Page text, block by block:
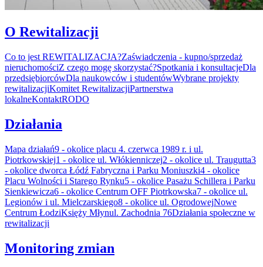
O Rewitalizacji
Co to jest REWITALIZACJA?Zaświadczenia - kupno/sprzedaż
nieruchomościZ czego mogę skorzystać?Spotkania i konsultacjeDla
przedsiębiorcówDla naukowców i studentówWybrane projekty
rewitalizacjiKomitet RewitalizacjiPartnerstwa
lokalneKontaktRODO
Działania
Mapa działań9 - okolice placu 4. czerwca 1989 r. i ul.
Piotrkowskiej1 - okolice ul. Włókienniczej2 - okolice ul. Traugutta3
- okolice dworca Łódź Fabryczna i Parku Moniuszki4 - okolice
Placu Wolności i Starego Rynku5 - okolice Pasażu Schillera i Parku
Sienkiewicza6 - okolice Centrum OFF Piotrkowska7 - okolice ul.
Legionów i ul. Mielczarskiego8 - okolice ul. OgrodowejNowe
Centrum ŁodziKsięży Młynul. Zachodnia 76Działania społeczne w
rewitalizacji
Monitoring zmian